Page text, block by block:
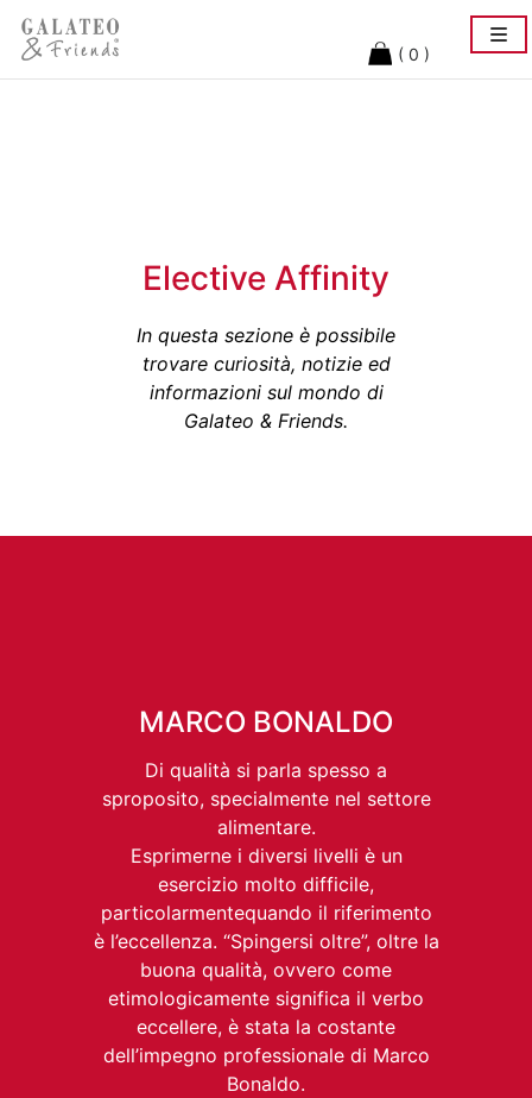
( 0 )
Elective Affinity
In questa sezione è possibile
trovare curiosità, notizie ed
informazioni sul mondo di
Galateo & Friends.
MARCO BONALDO
Di qualità si parla spesso a
sproposito, specialmente nel settore
alimentare.
Esprimerne i diversi livelli è un
esercizio molto difficile,
particolarmentequando il riferimento
è l’eccellenza. “Spingersi oltre”, oltre la
buona qualità, ovvero come
etimologicamente significa il verbo
eccellere, è stata la costante
dell’impegno professionale di Marco
Bonaldo.